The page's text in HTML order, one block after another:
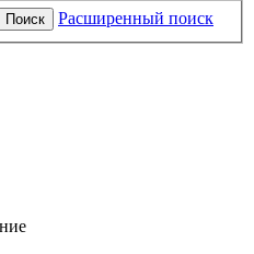
Поиск
Расширенный поиск